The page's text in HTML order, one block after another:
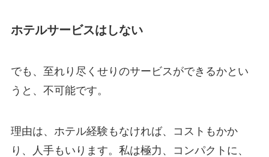
ホテルサービスはしない
でも、至れり尽くせりのサービスができるかとい
うと、不可能です。
理由は、ホテル経験もなければ、コストもかか
り、人手もいります。私は極力、コンパクトに、